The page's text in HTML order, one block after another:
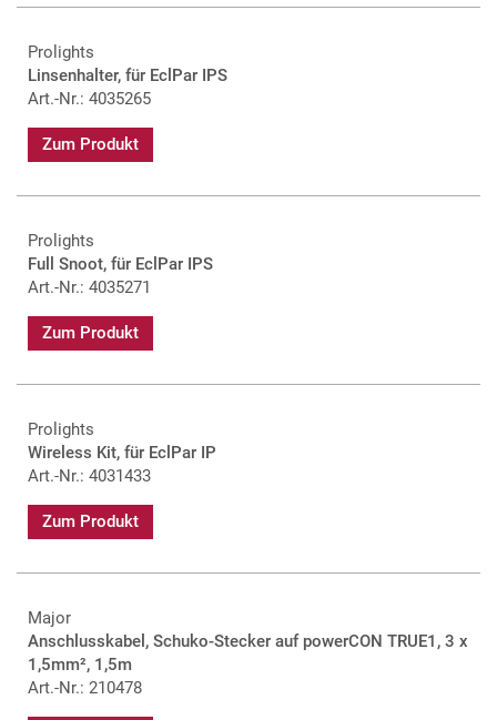
Prolights
Linsenhalter, für EclPar IPS
Art.-Nr.: 4035265
Zum Produkt
Prolights
Full Snoot, für EclPar IPS
Art.-Nr.: 4035271
Zum Produkt
Prolights
Wireless Kit, für EclPar IP
Art.-Nr.: 4031433
Zum Produkt
Major
Anschlusskabel, Schuko-Stecker auf powerCON TRUE1, 3 x
1,5mm², 1,5m
Art.-Nr.: 210478